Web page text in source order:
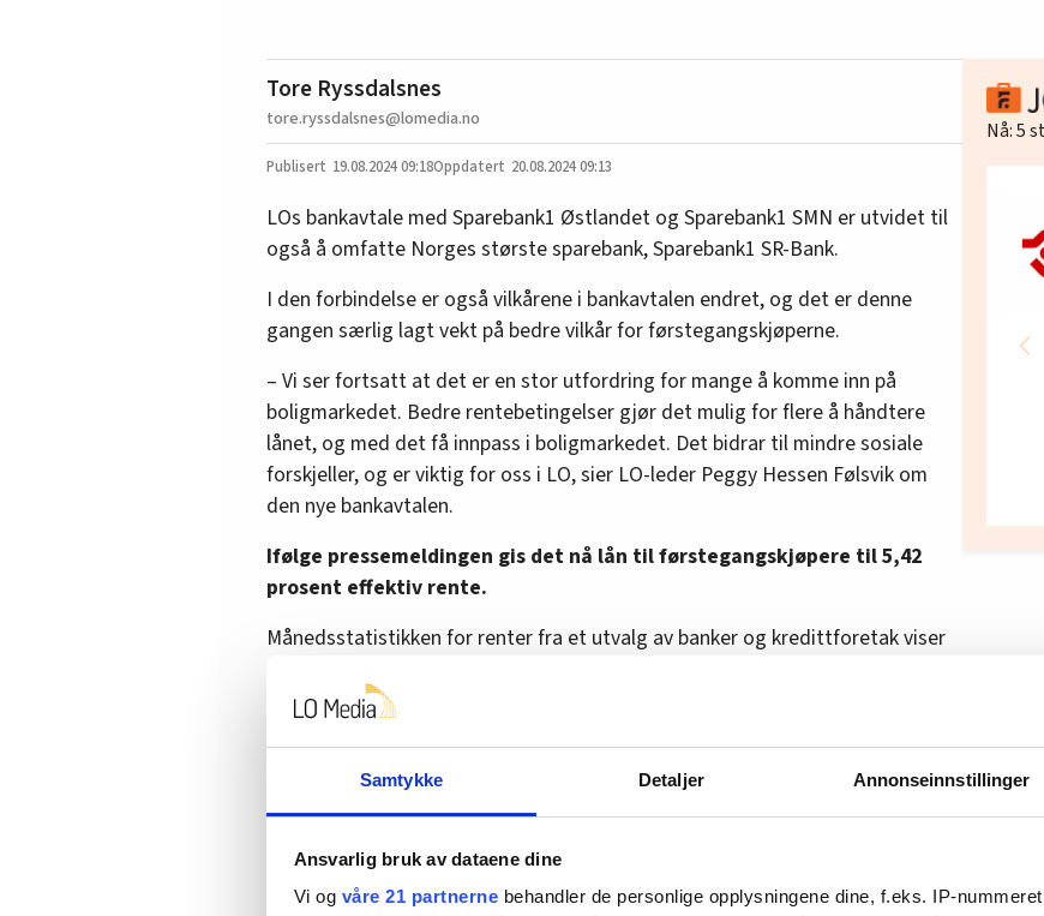
Samtykke Detaljer Annonseinnstillinger
Ansvarlig bruk av dataene dine
Vi og våre 21 partnerne behandler de personlige opplysningene dine, f.eks. IP-
Tore Ryssdalsnes
tore.ryssdalsnes@lomedia.no
19.08.202409:18 20.08.2024 09:13
LOs bankavtale med Sparebank1 Østlandet og Sparebank1 SMN er utvidet til
også å omfatte Norges største sparebank, Sparebank1 SR-Bank.
I den forbindelse er også vilkårene i bankavtalen endret, og det er denne
gangen særlig lagt vekt på bedre vilkår for førstegangskjøperne.
– Vi ser fortsatt at det er en stor utfordring for mange å komme inn på
boligmarkedet. Bedre rentebetingelser gjør det mulig for flere å håndtere
lånet, og med det få innpass i boligmarkedet. Det bidrar til mindre sosiale
forskjeller, og er viktig for oss i LO, sier LO-leder Peggy Hessen Følsvik om
den nye bankavtalen.
Ifølge pressemeldingen gis det nå lån til førstegangskjøpere til 5,42
prosent effektiv rente.
Månedsstatistikken for renter fra et utvalg av banker og kredittforetak viser
Sentralbyrå.Se renteutviklingen i Norge for boliglån
Personlig rådgivning
I tillegg skal de som kjøper bolig for første gang få mer og bedre rådgivning.
Nå:5